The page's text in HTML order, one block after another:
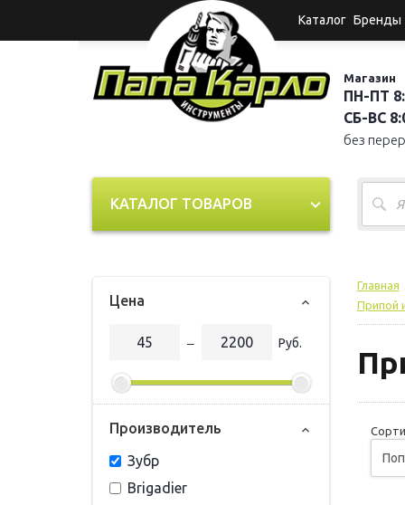
Каталог Бренды
Магазин
ПН-ПТ
СБ-ВС
без
КАТАЛОГ ТОВАРОВ
Цена
‒ Руб.
Прoизвoдитель
Зубр
Brigadier
Главная
Припой